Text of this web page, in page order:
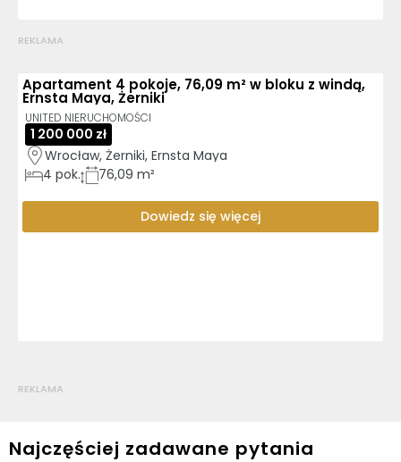
REKLAMA
Apartament 4 pokoje, 76,09 m² w bloku z windą,
Ernsta Maya, Żerniki
UNITED NIERUCHOMOŚCI
1 200 000 zł
Wrocław, Żerniki, Ernsta Maya
4 pok. 76,09 m²
Dowiedz się więcej
REKLAMA
Najczęściej zadawane pytania